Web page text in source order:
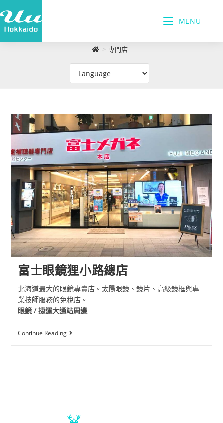
MENU
> 専門店
富士眼鏡狸小路總店
北海道最大的眼鏡專賣店。太陽眼鏡、鏡片、高級鏡框與專
業技師服務的免稅店。
眼鏡 / 捷運大通站周邊
Continue Reading